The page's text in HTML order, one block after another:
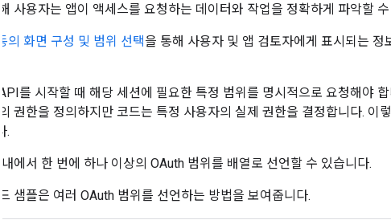
해 사용자는 앱이 액세스를 요청하는 데이터와 작업을 정확하게 파악할
의 화면 구성 및 범위 선택을 통해 사용자 및 앱 검토자에게 표시되는
API를 시작할 때 해당 세션에 필요한 특정 범위를 명시적으로 요청해야
의 권한을 정의하지만 코드는 특정 사용자의 실제 권한을 결정합니다.
.
내에서 한 번에 하나 이상의 OAuth 범위를 배열로 선언할 수 있습니다.
드 샘플은 여러 OAuth 범위를 선언하는 방법을 보여줍니다.